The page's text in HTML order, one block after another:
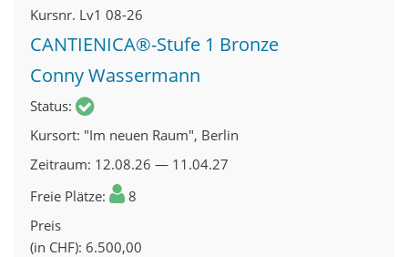
Kursnr. Lv1 08-26
CANTIENICA®-Stufe 1 Bronze
Conny Wassermann
Status
Kursort "Im neuen Raum", Berlin
Zeitraum 12.08.26 — 11.04.27
Freie Plätze
8
Preis
(in CHF) 6.500,00